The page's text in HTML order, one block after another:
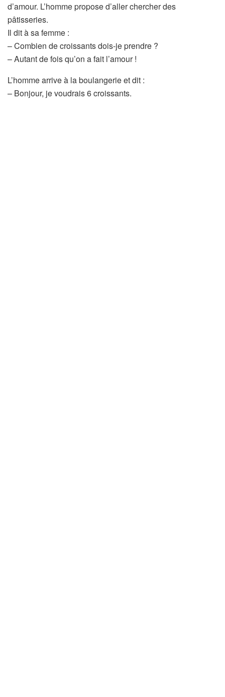
d’amour. L’homme propose d’aller chercher des
pâtisseries.
Il dit à sa femme :
– Combien de croissants dois-je prendre ?
– Autant de fois qu’on a fait l’amour !
L’homme arrive à la boulangerie et dit :
– Bonjour, je voudrais 6 croissants.